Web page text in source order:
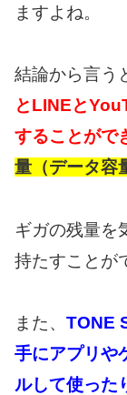
ますよね。
結論から言う
とLINEと
することがで
量（データ容
ギガの残量を
持たすことが
また、 TONE
手にアプリや
ルして使った